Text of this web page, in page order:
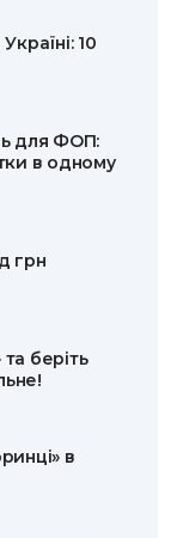
10
для ФОП:
в одному
грн
беріть
в